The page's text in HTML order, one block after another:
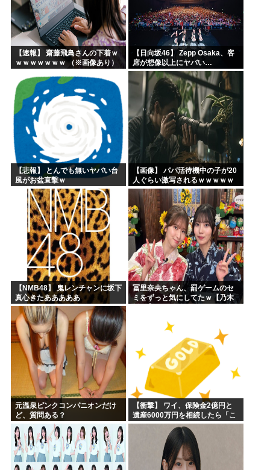
【速報】 齋藤飛鳥さんの下着ｗ
ｗｗｗｗｗｗｗ （※画像あり）
【日向坂46】 Zepp Osaka、客
席が想像以上にヤバい…
【悲報】 とんでも無いヤバい台
風がお盆直撃ｗ
【画像】 パパ活待機中の子が20
人ぐらい激写されるｗｗｗｗｗ
ｗｗｗｗｗｗ
【NMB48】 鬼レンチャンに坂下
真心きたあああああ
冨里奈央ちゃん、罰ゲームのセ
ミをずっと気にしてたｗ【乃木
元温泉ピンクコンパニオンだけ
ど、質問ある？
【衝撃】 ワイ、保険金2億円と
遺産6000万円を相続したら「こ
う」なった・・・